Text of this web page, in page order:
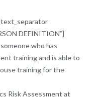
DEFINITION”]
who has
training and is able to
training for the
Risk Assessment at